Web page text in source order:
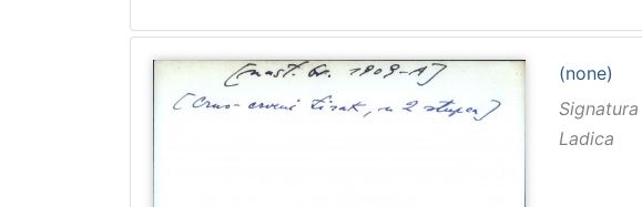
(none)
Signatura
Ladica